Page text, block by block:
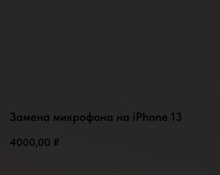
Замена микрофона на iPhone 13
4000,00 ₽